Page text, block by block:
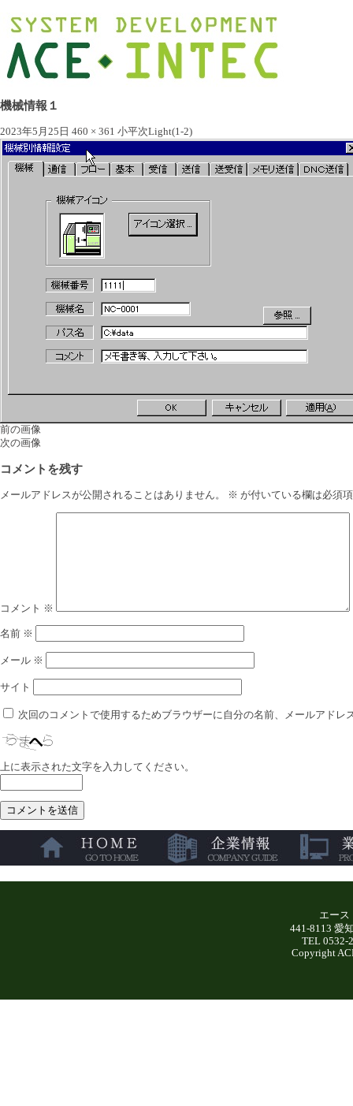
機械情報１
2023年5月25日 460 × 361 小平次Light(1-2)
前の画像
次の画像
コメントを残す
メールアドレスが公開されることはありません。 ※ が付いている欄は必須
コメント ※
名前 ※
メール ※
サイト
次回のコメントで使用するためブラウザーに自分の名前、メールアドレ
上に表示された文字を入力してください。
エース
441-8113 愛
TEL 0532-
Copyright